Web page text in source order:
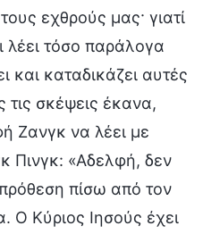
εχθρούς μας· γιατί
λέει τόσο παράλογα
και καταδικάζει αυτές
τις σκέψεις έκανα,
Ζανγκ να λέει με
Πινγκ: «Αδελφή, δεν
πίσω από τον
Ο Κύριος Ιησούς έχει